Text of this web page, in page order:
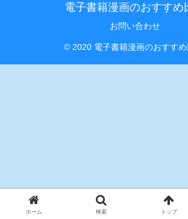
電子書籍漫画のおすすめ
お問い合わせ
© 2020 電子書籍漫画のおすすめ
ホーム 検索 トップ